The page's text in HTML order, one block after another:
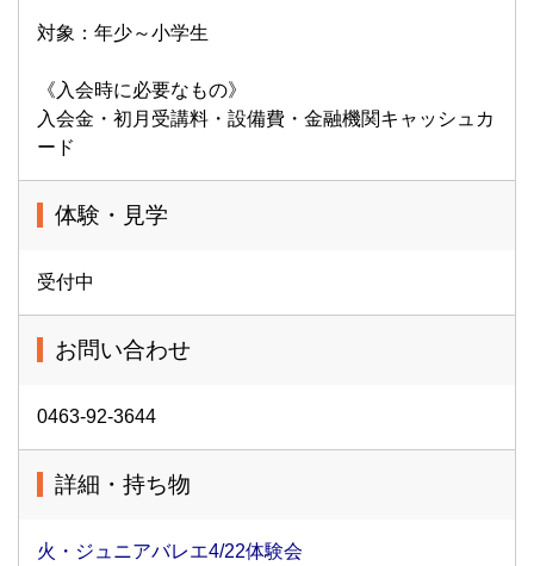
対象：年少～小学生
《入会時に必要なもの》
入会金・初月受講料・設備費・金融機関キャッシュカ
ード
体験・見学
受付中
お問い合わせ
0463-92-3644
詳細・持ち物
火・ジュニアバレエ4/22体験会